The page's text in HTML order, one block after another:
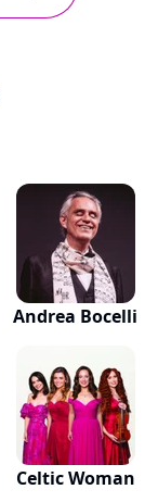
Andrea Bocelli
Celtic Woman